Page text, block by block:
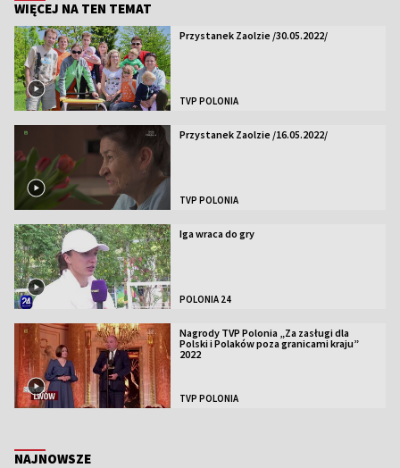
WIĘCEJ NA TEN TEMAT
Przystanek Zaolzie /30.05.2022/
TVP POLONIA
Przystanek Zaolzie /16.05.2022/
TVP POLONIA
Iga wraca do gry
POLONIA 24
Nagrody TVP Polonia „Za zasługi dla
Polski i Polaków poza granicami kraju”
2022
TVP POLONIA
NAJNOWSZE